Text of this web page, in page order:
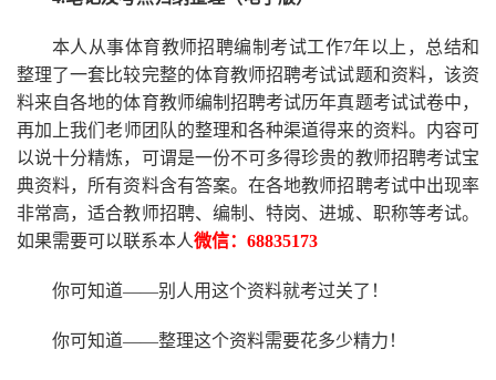
本人从事体育教师招聘编制考试工作7年以上，总结和
整理了一套比较完整的体育教师招聘考试试题和资料，该资
料来自各地的体育教师编制招聘考试历年真题考试试卷中，
再加上我们老师 团队的整理和各种渠道得来的资料。内容可
以说十分精炼，可谓是一份不可多得珍贵的教师招聘考试宝
典资料，所有资料含有答案。在各地教师招聘考试中出现率
非常高，适合教师招聘、编制、特岗、进城、职称等考试。
如果需要可以联系本人微信： 68835173
你可知道——别人用这个资料就考过关了！
你可知道——整理这个资料需要花多少精力 ！